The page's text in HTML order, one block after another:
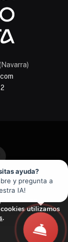
ayuda?
y pregunta a
IA!
de Navarra
en
utilizamos
.